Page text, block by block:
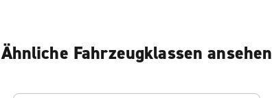
Ähnliche Fahrzeugklassen ansehen